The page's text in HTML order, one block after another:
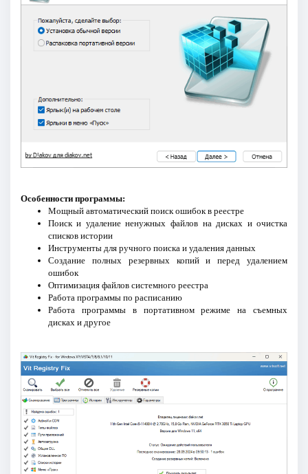
Особенности программы:
Мощный автоматический поиск ошибок в реестре
Поиск и удаление ненужных файлов на дисках и очистка
списков истории
Инструменты для ручного поиска и удаления данных
Создание полных резервных копий и перед удалением
ошибок
Оптимизация файлов системного реестра
Работа программы по расписанию
Работа программы в портативном режиме на съемных
дисках и другое